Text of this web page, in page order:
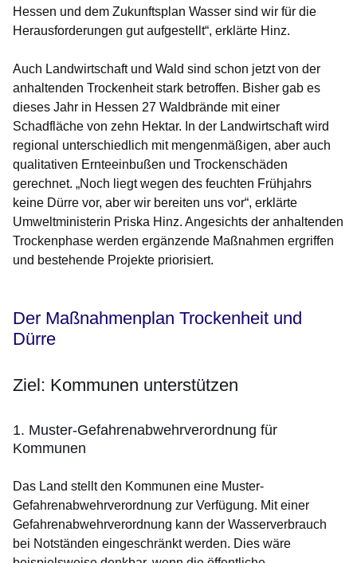
Hessen und dem Zukunftsplan Wasser sind wir für die
Herausforderungen gut aufgestellt“, erklärte Hinz.
Auch Landwirtschaft und Wald sind schon jetzt von der
anhaltenden Trockenheit stark betroffen. Bisher gab es
dieses Jahr in Hessen 27 Waldbrände mit einer
Schadfläche von zehn Hektar. In der Landwirtschaft wird
regional unterschiedlich mit mengenmäßigen, aber auch
qualitativen Ernteeinbußen und Trockenschäden
gerechnet. „Noch liegt wegen des feuchten Frühjahrs
keine Dürre vor, aber wir bereiten uns vor“, erklärte
Umweltministerin Priska Hinz. Angesichts der anhaltenden
Trockenphase werden ergänzende Maßnahmen ergriffen
und bestehende Projekte priorisiert.
Der Maßnahmenplan Trockenheit und
Dürre
Ziel: Kommunen unterstützen
1. Muster-Gefahrenabwehrverordnung für
Kommunen
Das Land stellt den Kommunen eine Muster-
Gefahrenabwehrverordnung zur Verfügung. Mit einer
Gefahrenabwehrverordnung kann der Wasserverbrauch
bei Notständen eingeschränkt werden. Dies wäre